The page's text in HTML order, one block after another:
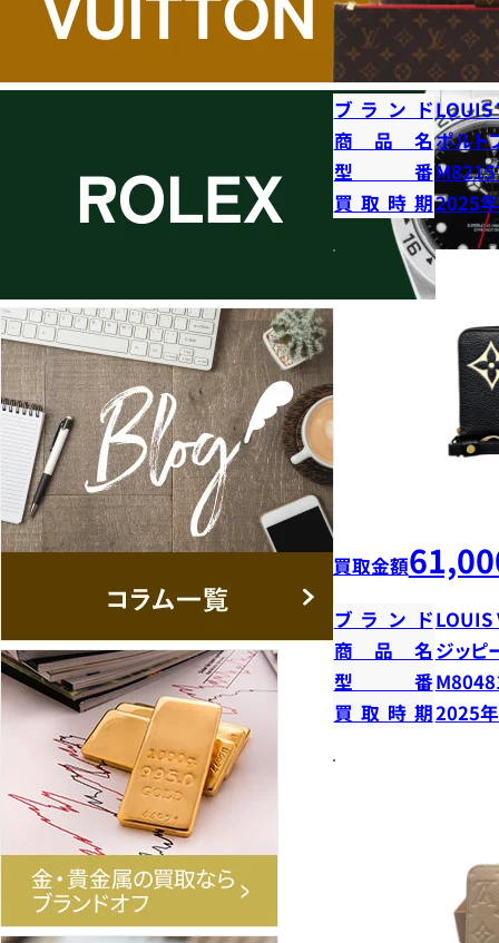
ブランドLOUIS
商品名ポルト
型番
買取時期2025
買取金額
ブランドLOUIS
商品名 ジッピ
型番
買取時期2025